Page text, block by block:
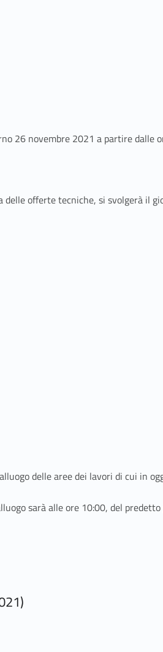
26 novembre 2021 a partire dalle
delle offerte tecniche, si svolgerà il
delle aree dei lavori di cui in
sarà alle ore 10:00, del